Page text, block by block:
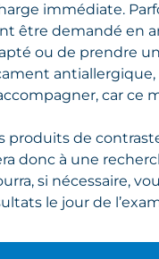
immédiate.
être demandé en
ou de prendre
antiallergique,
car ce
produits de
donc à une
si nécessaire,
le jour de